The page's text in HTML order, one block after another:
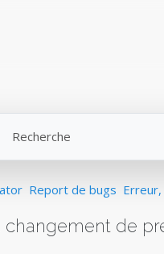
Recherche
Report de bugs
changement de